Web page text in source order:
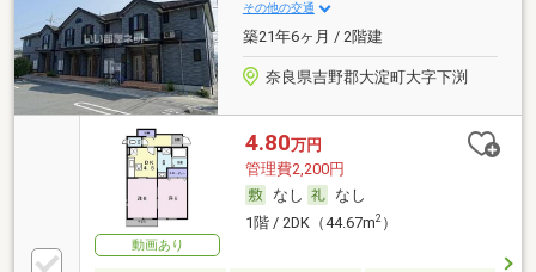
その他の交通
築21年6ヶ月 / 2階建
奈良県吉野郡大淀町大字下渕
動画あり
4.80万円
管理費2,200円
なし
なし
1階 / 2DK（44.67m2）